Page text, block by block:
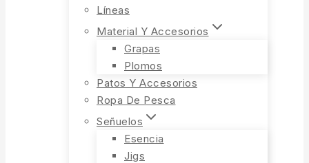
Líneas
Material Y Accesorios
Grapas
Plomos
Patos Y Accesorios
Ropa De Pesca
Señuelos
Esencia
Jigs